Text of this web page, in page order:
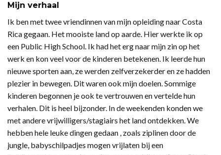
Mijn verhaal
Ik ben met twee vriendinnen van mijn opleiding naar Costa
Rica gegaan. Het mooiste land op aarde. Hier werkte ik op
een Public High School. Ik had het erg naar mijn zin op het
werk en kon veel voor de kinderen betekenen. Ik leerde hun
nieuwe sporten aan, ze werden zelfverzekerder en ze hadden
plezier in bewegen. Dit waren ook mijn doelen. Sommige
kinderen begonnen je ook te vertrouwen en vertelde hun
verhalen. Dit is heel bijzonder. In de weekenden konden we
met andere vrijwilligers/stagiairs het land ontdekken. We
hebben hele leuke dingen gedaan , zoals ziplinen door de
jungle, babyschilpadjes mogen vrijlaten bij een